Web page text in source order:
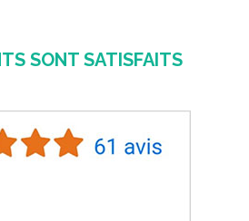
SONT SATISFAITS